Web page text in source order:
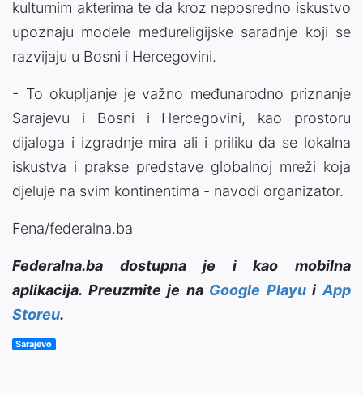
kulturnim akterima te da kroz neposredno iskustvo
upoznaju modele međureligijske saradnje koji se
razvijaju u Bosni i Hercegovini.
- To okupljanje je važno međunarodno priznanje
Sarajevu i Bosni i Hercegovini, kao prostoru
dijaloga i izgradnje mira ali i priliku da se lokalna
iskustva i prakse predstave globalnoj mreži koja
djeluje na svim kontinentima - navodi organizator.
Fena/federalna.ba
Federalna.ba dostupna je i kao mobilna
aplikacija. Preuzmite je na Google PlayuiApp
Storeu.
Sarajevo